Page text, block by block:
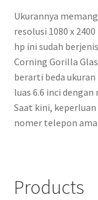
Ukurannya
resolusi 1080 x
hp ini sudah
Corning Gorilla
berarti beda
luas 6.6 inci dengan
Saat kini,
nomer telepon
Products